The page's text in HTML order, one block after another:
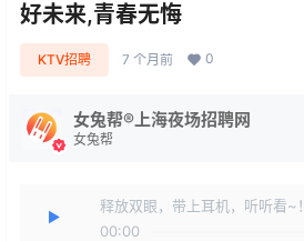
好未来,青春无悔
KTV招聘 7 个月前 0
女兔帮®上海夜场招聘网
女兔帮
释放双眼，带上耳机，听听看~！
00:00